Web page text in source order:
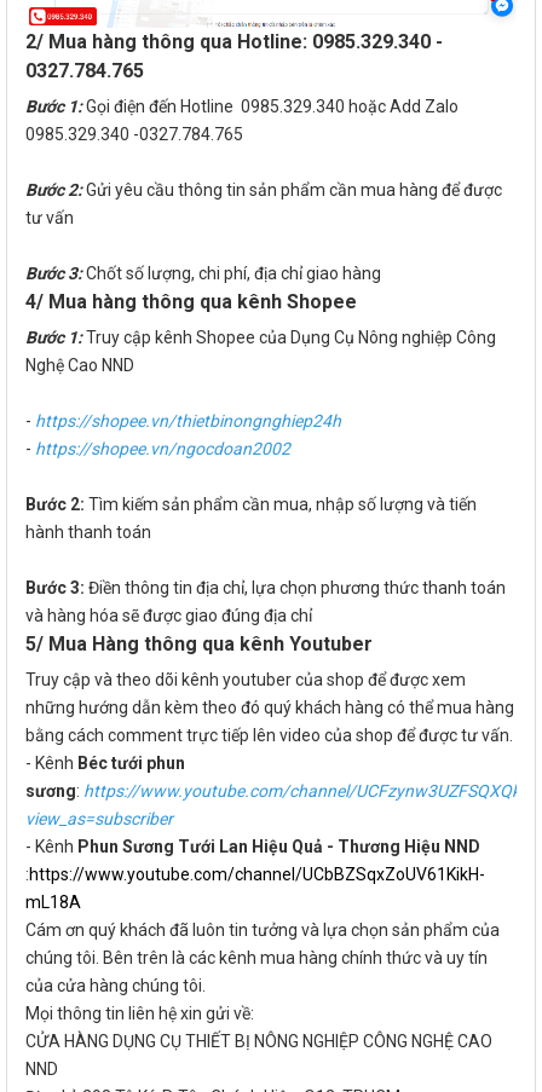
2/ Mua hàng thông qua Hotline: 0985.329.340 -
0327.784.765
Bước 1:Gọi điện đến Hotline 0985.329.340 hoặc Add Zalo
0985.329.340 -0327.784.765
Bước 2:Gửi yêu cầu thông tin sản phẩm cần mua hàng để được
tư vấn
Bước 3:Chốt số lượng, chi phí, địa chỉ giao hàng
4/ Mua hàng thông qua kênh Shopee
Bước 1:Truy cập kênh Shopee của Dụng Cụ Nông nghiệp Công
Nghệ Cao NND
- https://shopee.vn/thietbinongnghiep24h
- https://shopee.vn/ngocdoan2002
Bước 2: Tìm kiếm sản phẩm cần mua, nhập số lượng và tiến
hành thanh toán
Bước 3: Điền thông tin địa chỉ, lựa chọn phương thức thanh toán
và hàng hóa sẽ được giao đúng địa chỉ
5/ Mua Hàng thông qua kênh Youtuber
Truy cập và theo dõi kênh youtuber của shop để được xem
những hướng dẫn kèm theo đó quý khách hàng có thể mua hàng
bằng cách comment trực tiếp lên video của shop để được tư vấn.
- Kênh Béc tưới phun
sương: https://www.youtube.com/channel/
view_as=subscriber
- Kênh Phun Sương Tưới Lan Hiệu Quả - Thương Hiệu NND
:https://www.youtube.com/channel/UCbBZSqxZoUV61KikH-
mL18A
Cám ơn quý khách đã luôn tin tưởng và lựa chọn sản phẩm của
chúng tôi. Bên trên là các kênh mua hàng chính thức và uy tín
của cửa hàng chúng tôi.
Mọi thông tin liên hệ xin gửi về:
CỬA HÀNG DỤNG CỤ THIẾT BỊ NÔNG NGHIỆP CÔNG NGHỆ CAO
NND